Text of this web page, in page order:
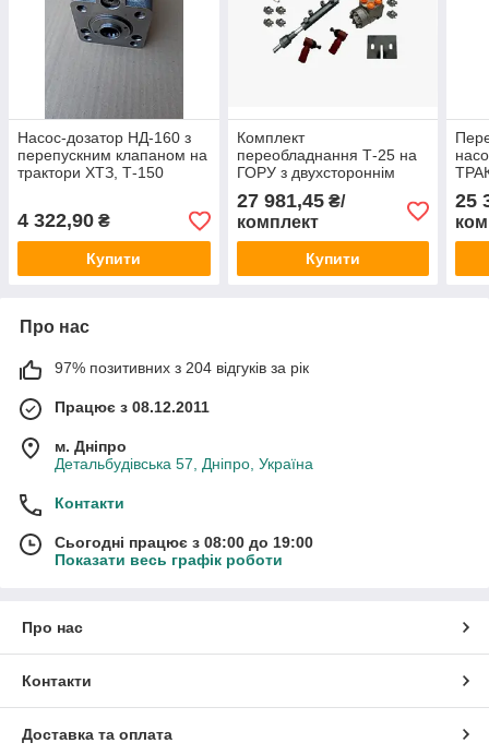
Насос-дозатор НД-160 з
перепускним клапаном на
трактори ХТЗ, Т-150
4 322,90 ₴
Купити
Комплект
переобладнання Т-25 на
ГОРУ з двухстороннім
циліндром
27 981,45₴/
комплект
Купити
НД-
25
Про нас
97% позитивних з 204 відгуків за рік
Працює з 08.12.2011
м. Дніпро
Детальбудівська 57, Дніпро, Україна
Контакти
Сьогодні працює з 08:00 до 19:00
Показати весь графік роботи
Про нас
Контакти
Доставка та оплата